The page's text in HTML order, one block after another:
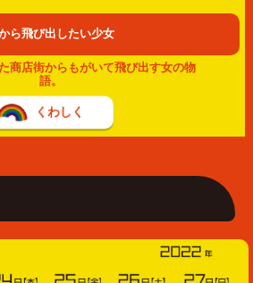
ら飛び出したい少女
商店街からもがいて飛び出す女の物
語。
くわしく